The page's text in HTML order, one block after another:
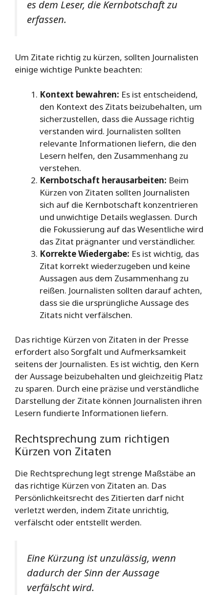
es dem Leser, die Kernbotschaft zu
erfassen.
Um Zitate richtig zu kürzen, sollten Journalisten
einige wichtige Punkte beachten:
Kontext bewahren: Es ist entscheidend,
den Kontext des Zitats beizubehalten, um
sicherzustellen, dass die Aussage richtig
verstanden wird. Journalisten sollten
relevante Informationen liefern, die den
Lesern helfen, den Zusammenhang zu
verstehen.
Kernbotschaft herausarbeiten: Beim
Kürzen von Zitaten sollten Journalisten
sich auf die Kernbotschaft konzentrieren
und unwichtige Details weglassen. Durch
die Fokussierung auf das Wesentliche wird
das Zitat prägnanter und verständlicher.
Korrekte Wiedergabe: Es ist wichtig, das
Zitat korrekt wiederzugeben und keine
Aussagen aus dem Zusammenhang zu
reißen. Journalisten sollten darauf achten,
dass sie die ursprüngliche Aussage des
Zitats nicht verfälschen.
Das richtige Kürzen von Zitaten in der Presse
erfordert also Sorgfalt und Aufmerksamkeit
seitens der Journalisten. Es ist wichtig, den Kern
der Aussage beizubehalten und gleichzeitig Platz
zu sparen. Durch eine präzise und verständliche
Darstellung der Zitate können Journalisten ihren
Lesern fundierte Informationen liefern.
Rechtsprechung zum richtigen
Kürzen von Zitaten
Die Rechtsprechung legt strenge Maßstäbe an
das richtige Kürzen von Zitaten an. Das
Persönlichkeitsrecht des Zitierten darf nicht
verletzt werden, indem Zitate unrichtig,
verfälscht oder entstellt werden.
Eine Kürzung ist unzulässig, wenn
dadurch der Sinn der Aussage
verfälscht wird.